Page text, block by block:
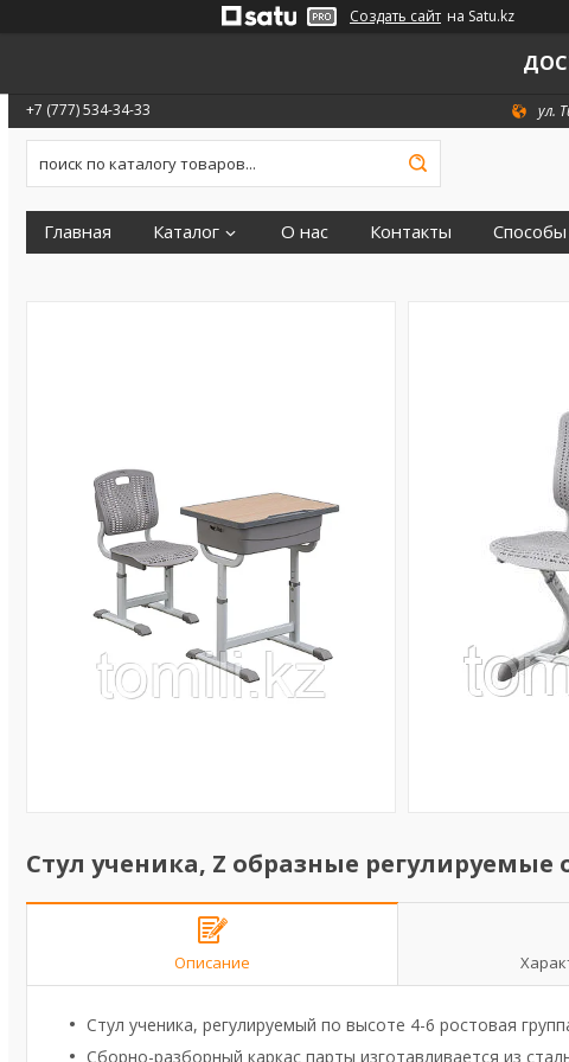
Создать сайт на Satu.kz
+7 (777) 534-34-33 ул.
Главная Каталог О нас Контакты
Стул ученика, Z образные регулируемые
Описание
Стул ученика, регулируемый по высоте 4-6 ростовая
Сборно-разборный каркас парты изготавливается из